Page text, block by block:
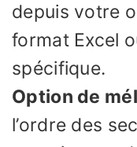
depuis votre
format Excel
spécifique.
Option de
l’ordre des